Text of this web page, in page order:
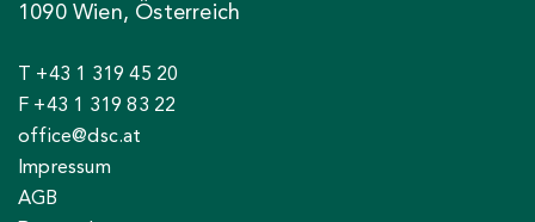
1090 Wien, Österreich
T +43 1 319 45 20
F +43 1 319 83 22
office@dsc.at
Impressum
AGB